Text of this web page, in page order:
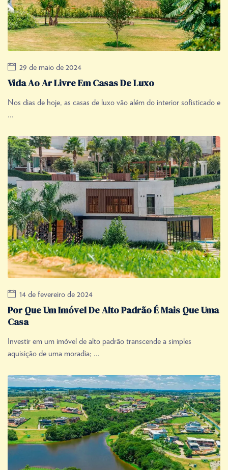
29 de maio de 2024
Vida Ao Ar Livre Em Casas De Luxo
Nos dias de hoje, as casas de luxo vão além do interior sofisticado e
...
14 de fevereiro de 2024
Por Que Um Imóvel De Alto Padrão É Mais Que Uma
Casa
Investir em um imóvel de alto padrão transcende a simples
aquisição de uma moradia; ...